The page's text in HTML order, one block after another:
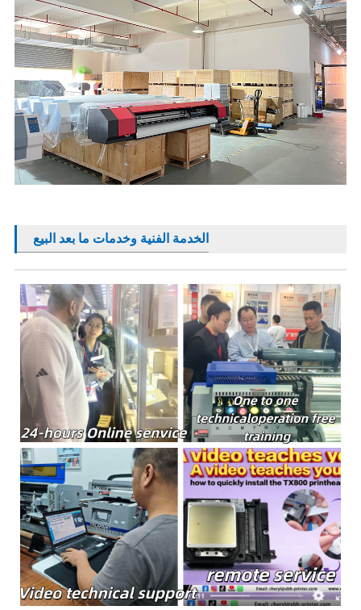
الخدمة الفنية وخدمات ما بعد البيع